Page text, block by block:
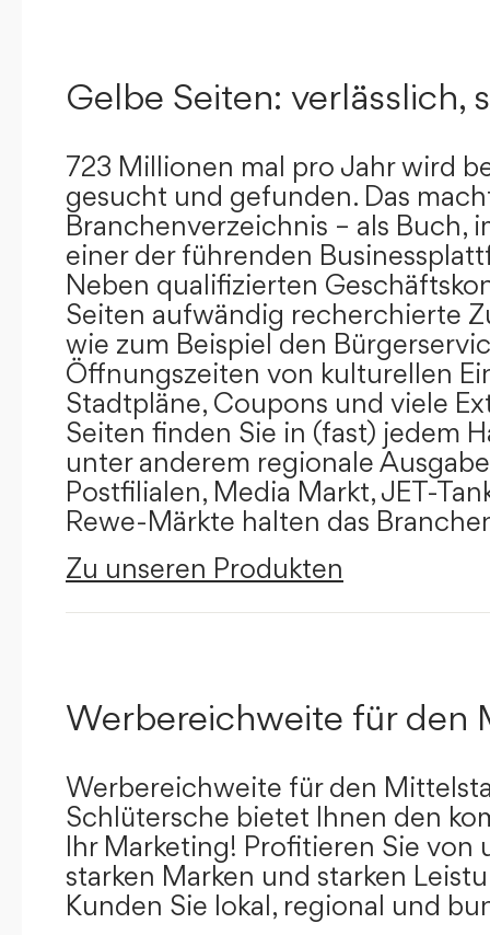
Gelbe Seiten: verlässlich,
723 Millionen mal pro Jahr wird
gesucht und gefunden. Das
Branchenverzeichnis – als Buch,
einer der führenden
Neben qualifizierten
Seiten aufwändig recherchierte
wie zum Beispiel den
Öffnungszeiten von kulturellen
Stadtpläne, Coupons und viele
Seiten finden Sie in (fast) jedem
unter anderem regionale
Postfilialen, Media Markt, JET-
Rewe-Märkte halten das
Zu unseren Produkten
Werbereichweite für den
Werbereichweite für den
Schlütersche bietet Ihnen den
Ihr Marketing! Profitieren Sie von
starken Marken und starken
Kunden Sie lokal, regional und